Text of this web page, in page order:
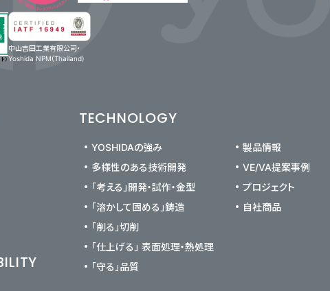
中山吉田工業有限公司・
Yoshida NPM(Thailand)
TECHNOLOGY
YOSHIDAの強み
多様性のある技術開発
「考える」開発・試作・金型
「溶かして固める」鋳造
「削る」切削
「仕上げる」 表面処理・熱処理
「守る」品質
製品情報
VE/VA提案事例
プロジェクト
自社商品